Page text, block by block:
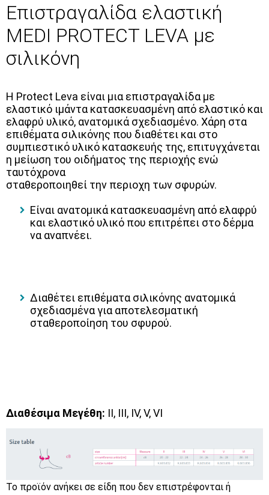
Επιστραγαλίδα ελαστική
MEDI PROTECT LEVA με
σιλικόνη
Η Protect Leva είναι μια επιστραγαλίδα με
ελαστικό ιμάντα κατασκευασμένη από ελαστικό και
ελαφρύ υλικό, ανατομικά σχεδιασμένο. Χάρη στα
επιθέματα σιλικόνης που διαθέτει και στο
συμπιεστικό υλικό κατασκευής της, επιτυγχάνεται
η μείωση του οιδήματος της περιοχής ενώ
ταυτόχρονα
σταθεροποιηθεί την περιοχη των σφυρών.
Είναι ανατομικά κατασκευασμένη από ελαφρύ
και ελαστικό υλικό που επιτρέπει στο δέρμα
να αναπνέει.
Διαθέτει επιθέματα σιλικόνης ανατομικά
σχεδιασμένα για αποτελεσματική
σταθεροποίηση του σφυρού.
Διαθέσιμα Μεγέθη: II, III, IV, V, VI
Το προϊόν ανήκει σε είδη που δεν επιστρέφονται ή